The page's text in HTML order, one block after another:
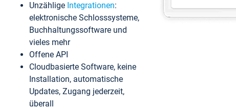
Unzählige Integrationen:
elektronische Schlosssysteme,
Buchhaltungssoftware und
vieles mehr
Offene API
Cloudbasierte Software, keine
Installation, automatische
Updates, Zugang jederzeit,
überall